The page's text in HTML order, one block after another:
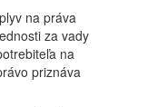
na práva
za vady
na
priznáva